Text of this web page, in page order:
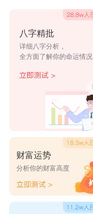
亭甑
芷菡
八字精批
详细八字分析，
全方面了解你的命运情况
财富运势
分析你的财富高度